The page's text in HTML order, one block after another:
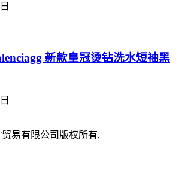
新款皇冠烫钻洗水短袖黑
贸易有限公司版权所有,